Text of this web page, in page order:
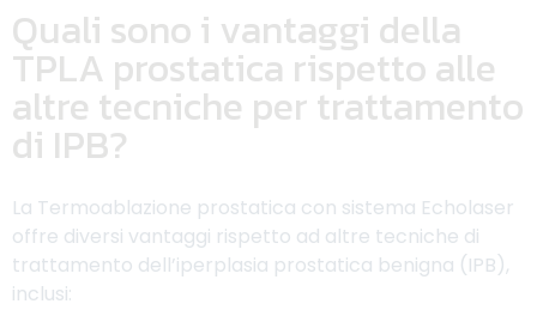
Quali sono i vantaggi della
TPLA prostatica rispetto alle
altre tecniche per trattamento
di IPB?
La Termoablazione prostatica con sistema Echolaser
offre diversi vantaggi rispetto ad altre tecniche di
trattamento dell’iperplasia prostatica benigna (IPB),
inclusi: